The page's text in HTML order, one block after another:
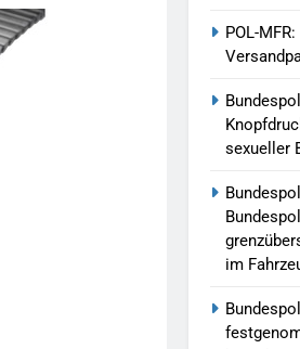
Bahnhof Bamberg Aufgefunden –
Euro Sozialleistungen
Betrugs
Einer Kriminellen Vereinigung
Der Bundespolizei In
In Aubing / Bundespolizei
POL-
sexueller
im